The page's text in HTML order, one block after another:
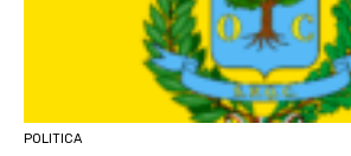
POLITICA